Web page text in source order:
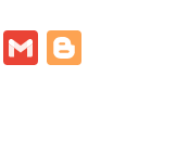
G Bl